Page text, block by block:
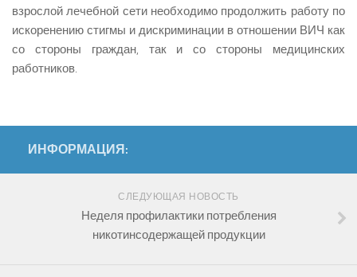
взрослой лечебной сети необходимо продолжить работу по
искоренению стигмы и дискриминации в отношении ВИЧ как
со стороны граждан, так и со стороны медицинских
работников.
ИНФОРМАЦИЯ:
СЛЕДУЮЩАЯ НОВОСТЬ
Неделя профилактики потребления
никотинсодержащей продукции